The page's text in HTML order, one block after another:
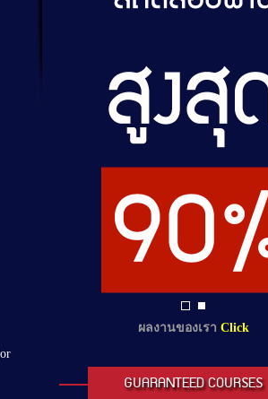
ผลงานของเรา Click
GUARANTEED COURSES